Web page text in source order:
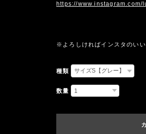
https://
※よろしければインスタのい
種類
数量